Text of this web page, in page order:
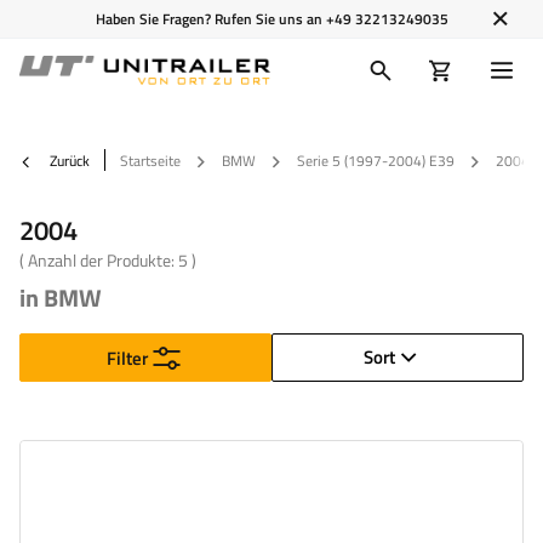
Haben Sie Fragen? Rufen Sie uns an +49 32213249035
Zurück Startseite BMW Serie 5 (1997-2004) E39 2004
2004
( Anzahl der Produkte: 5)
in BMW
Sort
Filter